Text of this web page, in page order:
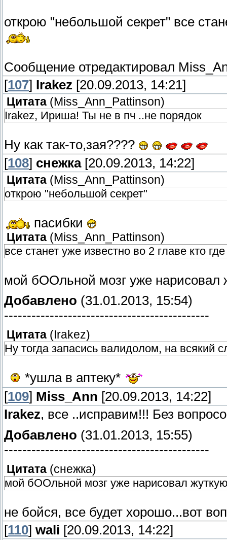
открою "небольшой секрет" все
Сообщение отредактировал
[107] Irakez [20.09.2013, 14:21]
Цитата (Miss_Ann_Pattinson)
Irakez, Ириша! Ты не в пч ..не порядок
Ну как так-то,зая????
[108] снежка[20.09.2013, 14:22]
Цитата (Miss_Ann_Pattinson)
открою "небольшой секрет"
пасибки
Цитата (Miss_Ann_Pattinson)
все станет уже известно во 2 главе кто
мой бООльной мозг уже нарисовал
Добавлено (31.01.2013, 15:54)
---------------------------------------------
Цитата (Irakez)
Ну тогда запасись валидолом, на всякий
*ушла в аптеку*
[109] Miss_Ann [20.09.2013, 14:22]
Irakez, все ..исправим!!! Без
Добавлено (31.01.2013, 15:55)
---------------------------------------------
Цитата (снежка)
мой бООльной мозг уже нарисовал
не бойся, все будет хорошо...вот
[110] wali [20.09.2013, 14:22]